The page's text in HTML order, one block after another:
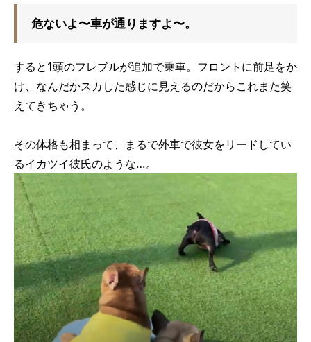
危ないよ〜車が通りますよ〜。
すると1頭のフレブルが追加で乗車。フロントに前足をか
け、なんだかスカした感じに見えるのだからこれまた笑
えてきちゃう。
その体格も相まって、まるで外車で彼女をリードしてい
るイカツイ彼氏のような…。